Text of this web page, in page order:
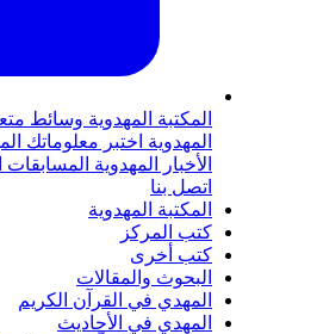
المكتبة المهدوية وسائط
المهدوية اختبر معلوماتك
الأخبار المهدوية المسابقات
اتصل بنا
المكتبة المهدوية
كتب المركز
كتب أخرى
البحوث والمقالات
المهدي في القرآن الكريم
المهدي في الأحاديث